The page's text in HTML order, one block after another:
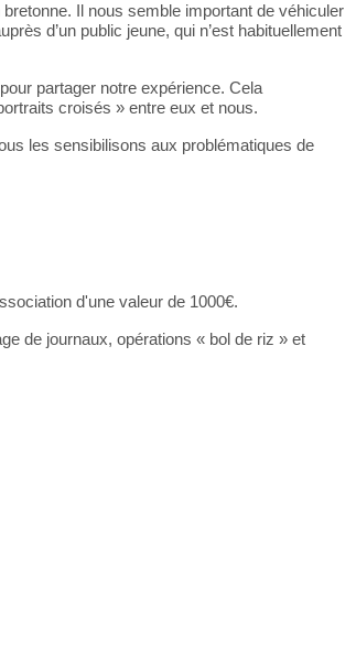
Il nous semble important de véhiculer
d’un public jeune, qui n’est habituellement
partager notre expérience. Cela
croisés » entre eux et nous.
les sensibilisons aux problématiques de
d'une valeur de 1000€.
de journaux, opérations « bol de riz » et